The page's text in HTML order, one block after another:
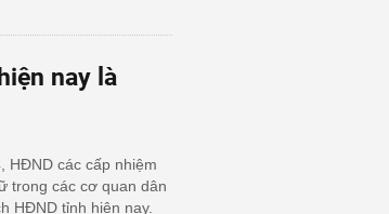
nay là
HĐND các cấp nhiệm
trong các cơ quan dân
HĐND tỉnh hiện nay.